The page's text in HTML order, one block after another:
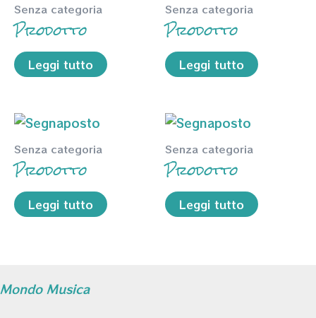
Senza categoria
Prodotto
Leggi tutto
Senza categoria
Prodotto
Leggi tutto
Senza categoria
Prodotto
Leggi tutto
Senza categoria
Prodotto
Leggi tutto
Mondo Musica